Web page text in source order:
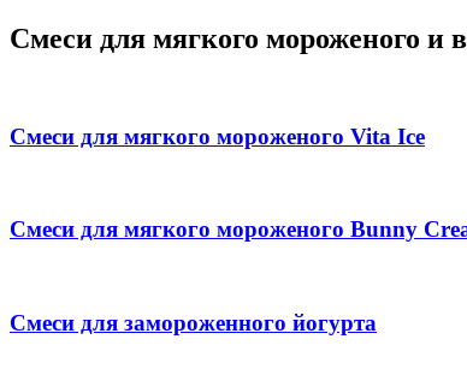
Смеси для мягкого мороженого
Смеси для мягкого мороженого Vita Ice
Смеси для мягкого мороженого Bunny
Смеси для замороженного йогурта